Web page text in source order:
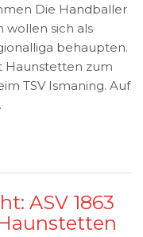
Die Handballer
wollen sich als
behaupten.
Haunstetten zum
TSV Ismaning. Auf
ASV 1863